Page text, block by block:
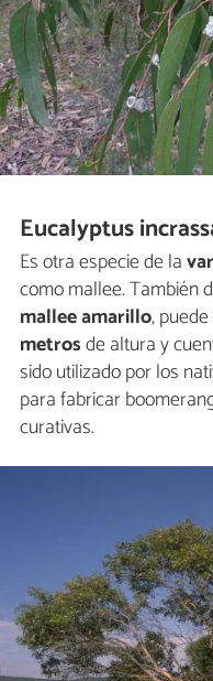
Eucalyptus
Es otra especie de la
como mallee. También
mallee amarillo,
metrosde altura y
sido utilizado por los
para fabricar
curativas.